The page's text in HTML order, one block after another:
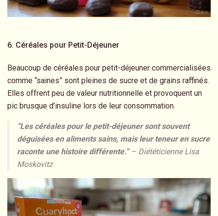
6. Céréales pour Petit-Déjeuner
Beaucoup de céréales pour petit-déjeuner commercialisées
comme “saines” sont pleines de sucre et de grains raffinés.
Elles offrent peu de valeur nutritionnelle et provoquent un
pic brusque d’insuline lors de leur consommation.
“Les céréales pour le petit-déjeuner sont souvent
déguisées en aliments sains, mais leur teneur en sucre
raconte une histoire différente.” – Diététicienne Lisa
Moskovitz